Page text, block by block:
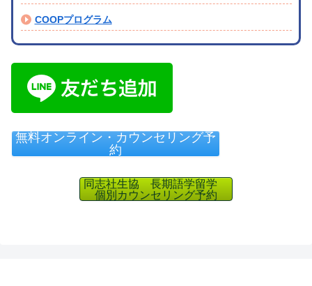
COOPプログラム
無料オンライン・カウンセリング予
約
同志社生協 長期語学留学
個別カウンセリング予約